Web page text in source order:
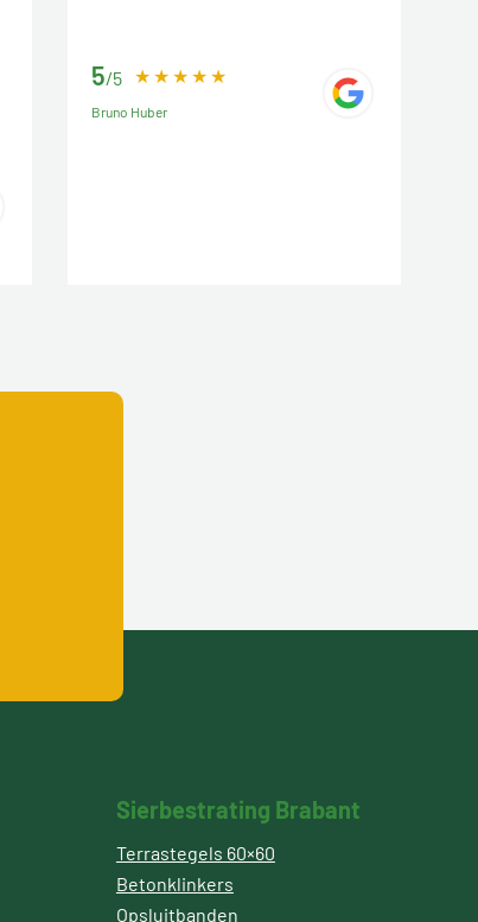
5/5
Bruno Huber
Sierbestrating Brabant
Terrastegels 60×60
Betonklinkers
Opsluitbanden